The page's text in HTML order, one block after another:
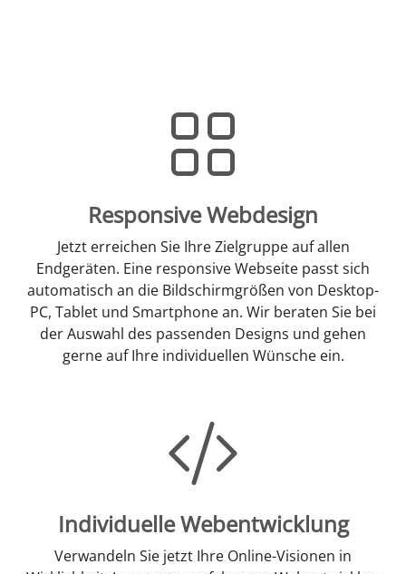
Responsive Webdesign
Jetzt erreichen Sie Ihre Zielgruppe auf allen
Endgeräten. Eine responsive Webseite passt sich
automatisch an die Bildschirmgrößen von Desktop-
PC, Tablet und Smartphone an. Wir beraten Sie bei
der Auswahl des passenden Designs und gehen
gerne auf Ihre individuellen Wünsche ein.
Individuelle Webentwicklung
Verwandeln Sie jetzt Ihre Online-Visionen in